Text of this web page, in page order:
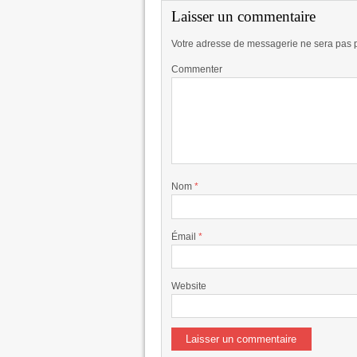
Laisser un commentaire
Votre adresse de messagerie ne sera pas
Commenter
Nom *
Émail *
Website